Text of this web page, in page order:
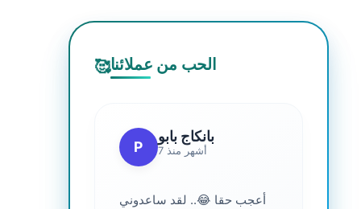
🥰الحب من عملائنا
P
بانكاج بابو
7 أشهر منذ
أعجب حقا 😂.. لقد ساعدوني